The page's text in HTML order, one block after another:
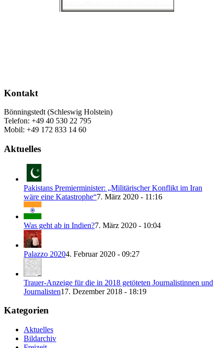
Kontakt
Bönningstedt (Schleswig Holstein)
Telefon: +49 40 530 22 795
Mobil: +49 172 833 14 60
Aktuelles
Pakistans Premierminister: „Militärischer Konflikt im Iran
wäre eine Katastrophe“7. März 2020 - 11:16
Was geht ab in Indien?7. März 2020 - 10:04
Palazzo 20204. Februar 2020 - 09:27
Trauer-Anzeige für die in 2018 getöteten Journalistinnen und
Journalisten17. Dezember 2018 - 18:19
Kategorien
Aktuelles
Bildarchiv